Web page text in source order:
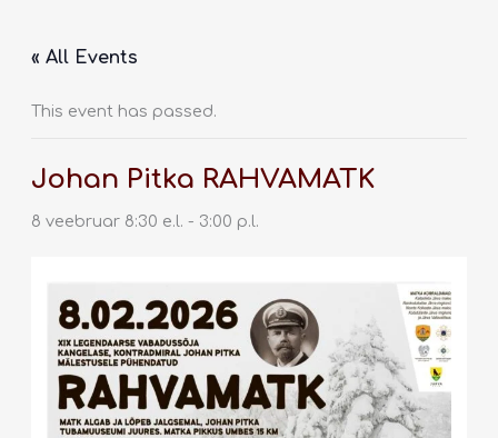
content« All Events
This event has passed.
Johan Pitka RAHVAMATK
8 veebruar 8:30 e.l. - 3:00 p.l.